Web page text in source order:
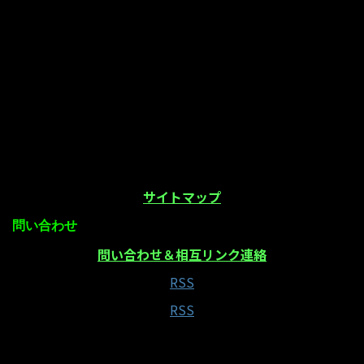
サイトマップ
問い合わせ
問い合わせ＆相互リンク連絡
RSS
RSS